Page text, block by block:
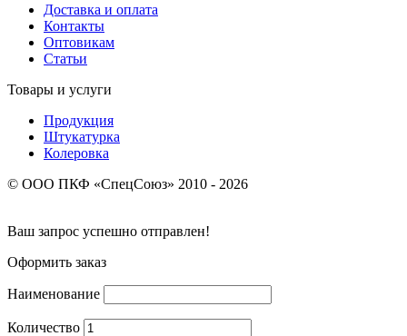
Доставка и оплата
Контакты
Оптовикам
Статьи
Товары и услуги
Продукция
Штукатурка
Колеровка
© ООО ПКФ «СпецСоюз» 2010 - 2026
Ваш запрос успешно отправлен!
Оформить заказ
Наименование
Количество